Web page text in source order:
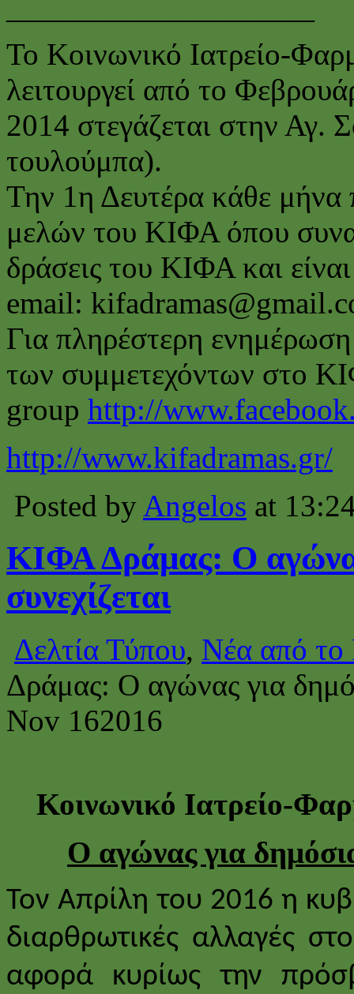
——————————
Το Κοινωνικό Ιατρείο-
λειτουργεί από το
2014 στεγάζεται στην Αγ.
τουλούμπα).
Την 1η Δευτέρα κάθε μήνα
μελών του ΚΙΦΑ όπου
δράσεις του ΚΙΦΑ και
email:
Για πληρέστερη ενημέρωση
των συμμετεχόντων στο
group http://
http://www.kifadramas.gr/
Posted by Angelos at
ΚΙΦΑ Δράμας: Ο
συνεχίζεται
Δελτία Τύπου, Νέα από
Δράμας: Ο αγώνας για
Nov 162016
Κοινωνικό Ιατρείο-
Ο αγώνας για
Τον Απρίλη του 2016 η
διαρθρωτικές αλλαγές
αφορά κυρίως την